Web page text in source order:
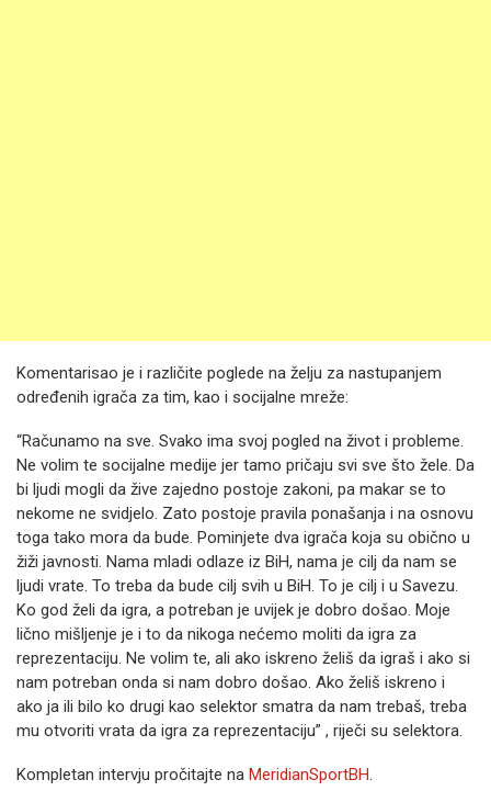
Komentarisao je i različite poglede na želju za nastupanjem
određenih igrača za tim, kao i socijalne mreže:
“Računamo na sve. Svako ima svoj pogled na život i probleme.
Ne volim te socijalne medije jer tamo pričaju svi sve što žele. Da
bi ljudi mogli da žive zajedno postoje zakoni, pa makar se to
nekome ne svidjelo. Zato postoje pravila ponašanja i na osnovu
toga tako mora da bude. Pominjete dva igrača koja su obično u
žiži javnosti. Nama mladi odlaze iz BiH, nama je cilj da nam se
ljudi vrate. To treba da bude cilj svih u BiH. To je cilj i u Savezu.
Ko god želi da igra, a potreban je uvijek je dobro došao. Moje
lično mišljenje je i to da nikoga nećemo moliti da igra za
reprezentaciju. Ne volim te, ali ako iskreno želiš da igraš i ako si
nam potreban onda si nam dobro došao. Ako želiš iskreno i
ako ja ili bilo ko drugi kao selektor smatra da nam trebaš, treba
mu otvoriti vrata da igra za reprezentaciju” , riječi su selektora.
Kompletan intervju pročitajte na MeridianSportBH.